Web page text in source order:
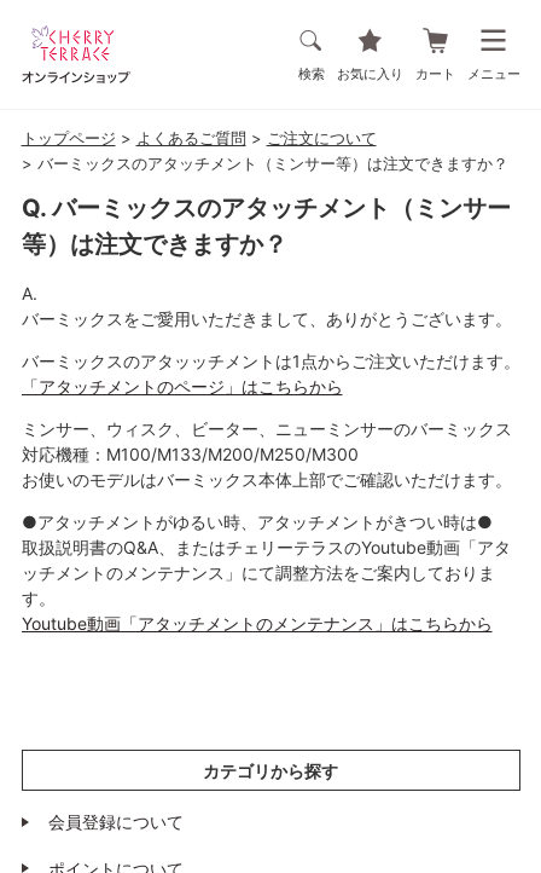
検索 お気に入り カート メニュー
トップページ よくあるご質問
ご注文について
バーミックスのアタッチメント（ミンサー等）は注文できますか？
バーミックスのアタッチメント（ミンサー
等）は注文できますか？
バーミックスをご愛用いただきまして、ありがとうございます。
バーミックスのアタッッチメントは1点からご注文いただけます。
「アタッチメントのページ」はこちらから
ミンサー、ウィスク、ビーター、ニューミンサーのバーミックス
対応機種：M100/M133/M200/M250/M300
お使いのモデルはバーミックス本体上部でご確認いただけます。
●アタッチメントがゆるい時、アタッチメントがきつい時は●
取扱説明書のQ&A、またはチェリーテラスのYoutube動画「アタ
ッチメントのメンテナンス」にて調整方法をご案内しておりま
す。
Youtube動画「アタッチメントのメンテナンス」はこちらから
カテゴリから探す
会員登録について
ポイントについて